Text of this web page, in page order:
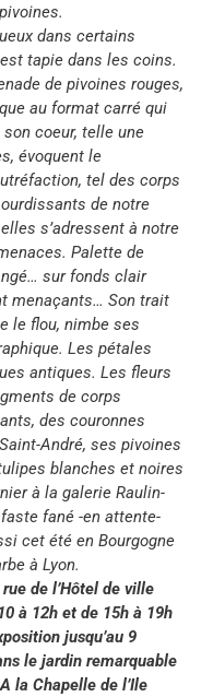
dans certains
tapie dans les coins.
de pivoines rouges,
au format carré qui
coeur, telle une
évoquent le
tel des corps
de notre
s’adressent à notre
Palette de
sur fonds clair
menaçants… Son trait
le flou, nimbe ses
Les pétales
antiques. Les fleurs
de corps
des couronnes
André, ses pivoines
blanches et noires
à la galerie Raulin-
fané -en attente-
cet été en Bourgogne
à Lyon.
de l’Hôtel de ville
à 12h et de 15h à 19h
jusqu’au 9
le jardin remarquable
la Chapelle de l’Ile